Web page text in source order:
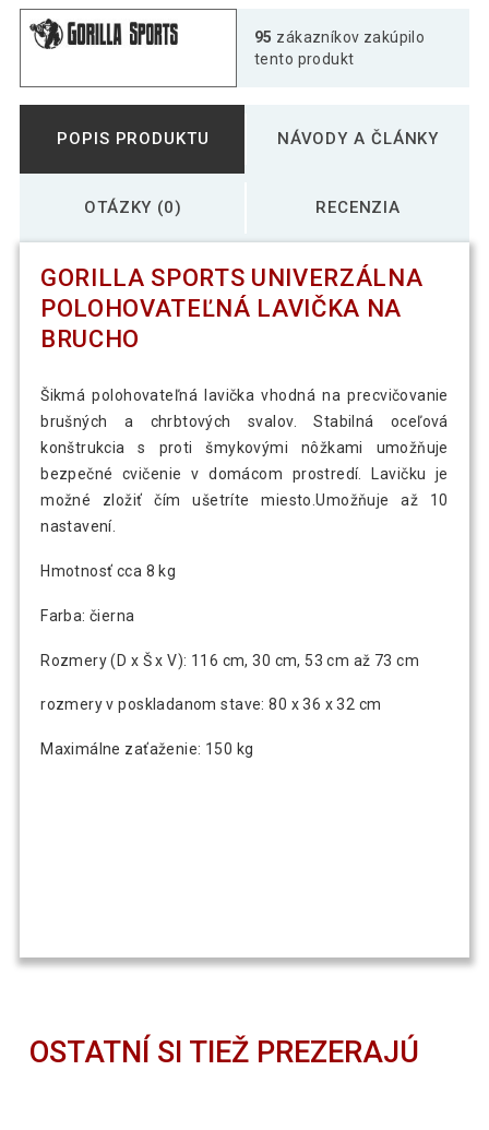
95 zákazníkov zakúpilo
tento produkt
POPIS PRODUKTU NÁVODY A ČLÁNKY
OTÁZKY (0) RECENZIA
GORILLA SPORTS UNIVERZÁLNA
POLOHOVATEĽNÁ LAVIČKA NA
BRUCHO
Šikmá polohovateľná lavička vhodná na precvičovanie
brušných a chrbtových svalov. Stabilná oceľová
konštrukcia s proti šmykovými nôžkami umožňuje
bezpečné cvičenie v domácom prostredí. Lavičku je
možné zložiť čím ušetríte miesto.Umožňuje až 10
nastavení.
Hmotnosť cca 8 kg
Farba: čierna
Rozmery (D x Š x V): 116 cm, 30 cm, 53 cm až 73 cm
rozmery v poskladanom stave: 80 x 36 x 32 cm
Maximálne zaťaženie: 150 kg
OSTATNÍ SI TIEŽ PREZERAJÚ